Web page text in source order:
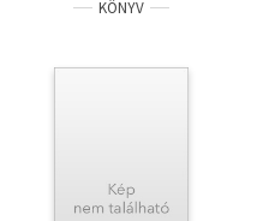
KÖNYV